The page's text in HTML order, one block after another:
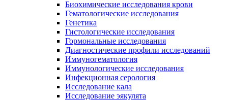
Биохимические исследования крови
Гематологические исследования
Генетика
Гистологические исследования
Гормональные исследования
Диагностические профили исследований
Иммуногематология
Иммунологические исследования
Инфекционная серология
Исследование кала
Исследование эякулята